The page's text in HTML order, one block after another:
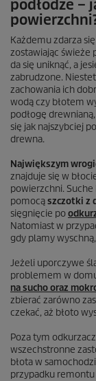
podłodze –
Każdemu zdarza
zostawiając świeże
da się uniknąć, a
zabrudzone.
zachowania ich
wodą czy błotem
podłogę
się jak najszybciej
drewna.
Największym
znajduje się w
powierzchni.
pomocąszczotki z
sięgnięcie po
Natomiast w
gdy plamy
Jeżeli uporczywe
problemem w
na sucho oraz
zbierać zarówno
czekać, aż błoto
Poza tym
wszechstronne
błota w
przypadku remontu